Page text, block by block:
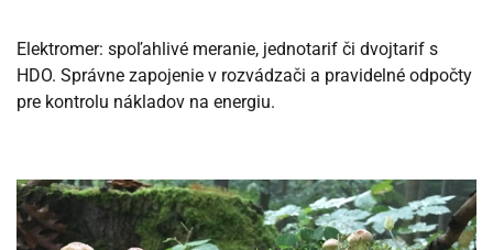
Elektromer: spoľahlivé meranie, jednotarif či dvojtarif s
HDO. Správne zapojenie v rozvádzači a pravidelné odpočty
pre kontrolu nákladov na energiu.